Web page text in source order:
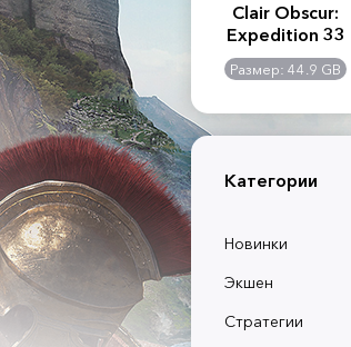
2:
-
GB
Assassin's Creed
Shadows
Размер: 117 GB
Clair Obscur:
Expedition 33
Размер: 44.9 GB
Категории
Новинки
Экшен
Стратегии